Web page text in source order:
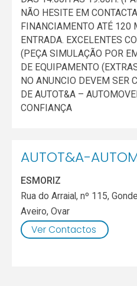
NÃO HESITE EM
FINANCIAMENTO ATÉ 120
ENTRADA. EXCELENTES
(PEÇA SIMULAÇÃO POR
DE EQUIPAMENTO
NO ANUNCIO DEVEM SER
DE AUTOT&A –
CONFIANÇA
AUTOT&A-
ESMORIZ
Rua do Arraial, nº 115,
Aveiro,Ovar
Ver Contactos